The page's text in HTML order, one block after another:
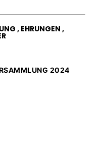
, EHRUNGEN ,
2024